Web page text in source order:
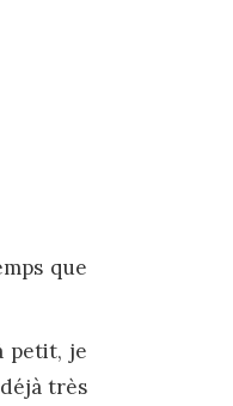
que
petit, je
très